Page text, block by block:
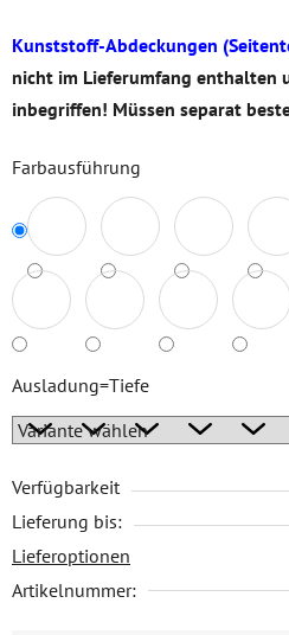
Kunststoff-Abdeckungen
nicht im Lieferumfang enthalten
inbegriffen! Müssen separat
Farb­ausführung
Ausladung=Tiefe
Verfügbarkeit
Lieferung bis:
Lieferoptionen
Artikelnummer: